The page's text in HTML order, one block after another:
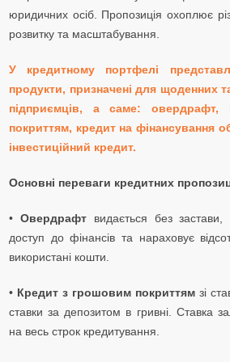
юридичних осіб. Пропозиція охоплює
розвитку та масштабування.
У кредитному портфелі
продукти, призначені для щоденних
підприємців, а саме:
покриттям, кредит на фінансування
інвестиційний кредит.
Основні переваги кредитних
• Овердрафтвидається без застави,
доступ до фінансів та нараховує
використані кошти.
• Кредит з грошовим покриттям зі
ставки за депозитом в гривні. Ставка
на весь строк кредитування.